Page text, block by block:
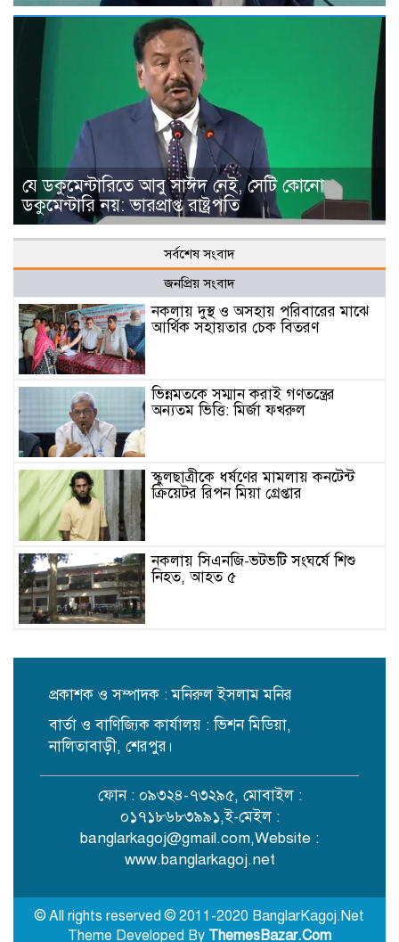
যে ডকুমেন্টারিতে আবু সাঈদ নেই, সেটি কোনো
ডকুমেন্টারি নয়: ভারপ্রাপ্ত রাষ্ট্রপতি
সর্বশেষ সংবাদ
জনপ্রিয় সংবাদ
নকলায় দুস্থ ও অসহায় পরিবারের মাঝে
আর্থিক সহায়তার চেক বিতরণ
ভিন্নমতকে সম্মান করাই গণতন্ত্রের
অন্যতম ভিত্তি: মির্জা ফখরুল
স্কুলছাত্রীকে ধর্ষণের মামলায় কনটেন্ট
ক্রিয়েটর রিপন মিয়া গ্রেপ্তার
নকলায় সিএনজি-ভটভটি সংঘর্ষে শিশু
নিহত, আহত ৫
তৃতীয় বর্ষে পদার্পণ
রাজধানীতে ৫৭ লাখ টাকার জাল নোটে
স্বর্ণ কেনার চেষ্টা, হাতেনাতে ধরা
সিলেটের ওসমানী নগরে দুই বাসের
মুখোমুখি সংঘর্ষে নিহত ৮
অনেকে
প্রকাশক ও সম্পাদক : মনিরুল ইসলাম মনির
বার্তা ও বাণিজ্যিক কার্যালয় : ভিশন মিডিয়া,
নালিতাবাড়ী, শেরপুর।
ফোন : ০৯৩২৪-৭৩২৯৫, মোবাইল :
০১৭১৮৬৮৩৯৯১,ই-মেইল :
banglarkagoj@gmail.com,Website :
www.banglarkagoj.net
© All rights reserved © 2011-2020 BanglarKagoj.Net
Theme Developed By ThemesBazar.Com